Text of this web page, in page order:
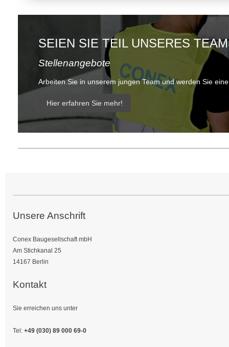
SEIEN SIE TEIL UNSERES
Stellenangebote
Arbeiten Sie in unserem jungen Team und werden Sie
Hier erfahren Sie mehr!
Unsere Anschrift
Conex Baugesellschaft mbH
Am Stichkanal 25
14167 Berlin
Kontakt
Sie erreichen uns unter
Tel: +49 (030) 89 000 69-0